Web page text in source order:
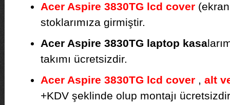
Acer Aspire 3830TG lcd cover(ekran
stoklarımıza girmiştir.
Acer Aspire 3830TG laptop kasa
takımı ücretsizdir.
Acer Aspire 3830TG lcd cover, alt
+KDV şeklinde olup montajı